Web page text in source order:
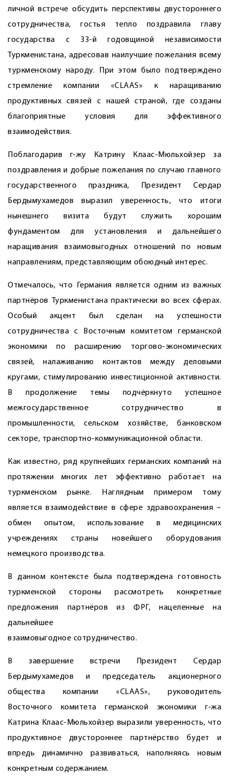
личной встрече обсудить перспективы двустороннего
сотрудничества, гостья тепло поздравила главу
государства с 33-й годовщиной независимости
Туркменистана, адресовав наилучшие пожелания всему
туркменскому народу. При этом было подтверждено
стремление компании «CLAAS» к наращиванию
продуктивных связей с нашей страной, где созданы
благоприятные условия для эффективного
взаимодействия.
Поблагодарив г-жу Катрину Клаас-Мюльхойзер за
поздравления и добрые пожелания по случаю главного
государственного праздника, Президент Сердар
Бердымухамедов выразил уверенность, что итоги
нынешнего визита будут служить хорошим
фундаментом для установления и дальнейшего
наращивания взаимо­выгодных отношений по новым
направлениям, представляющим обоюдный интерес.
Отмечалось, что Германия является одним из важных
партнёров Туркменистана практически во всех сферах.
Особый акцент был сделан на успешности
сотрудничества с Восточным комитетом германской
экономики по расширению торгово-экономических
связей, налаживанию контактов между деловыми
кругами, стимулированию инвестиционной активности.
В продолжение темы подчёркнуто успешное
межгосударственное сотрудничество в
промышленности, сельском хозяйстве, банковском
секторе, транспортно-коммуникационной области.
Как известно, ряд крупнейших германских компаний на
протяжении многих лет эффективно работает на
туркменском рынке. Наглядным примером тому
является взаимодействие в сфере здравоохранения –
обмен опытом, использование в медицинских
учреждениях страны новейшего оборудования
немецкого производства.
В данном контексте была подтверждена готовность
туркменской стороны рассмотреть конкретные
предложения партнёров из ФРГ, нацеленные на
дальнейшее
взаимовыгодное сотрудничество.
В завершение встречи Президент Сердар
Бердымухамедов и председатель акционерного
общества компании «CLAAS», руководитель
Восточного комитета германской экономики г-жа
Катрина Клаас-Мюльхойзер выразили уверенность, что
продуктивное двустороннее парт­нёрство будет и
впредь динамично развиваться, наполняясь новым
конкретным содержанием.